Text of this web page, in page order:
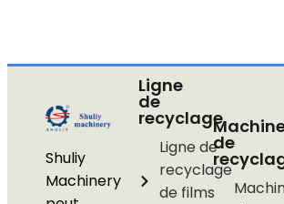
Shuliy
Machinery
Ligne
de
recyclage
Ligne de
recyclage
de films
de